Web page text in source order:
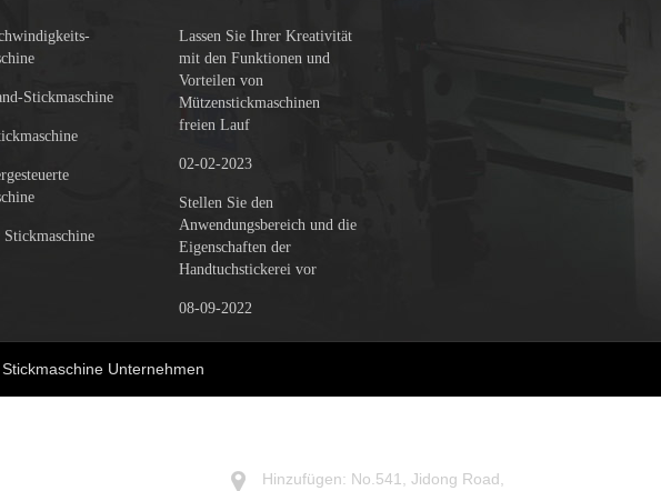
Stickmaschine
Stickmaschine
Lassen Sie Ihrer Kreativität
mit den Funktionen und
Vorteilen von
Mützenstickmaschinen
freien Lauf
02-02-2023
Stellen Sie den
Anwendungsbereich und die
Eigenschaften der
Handtuchstickerei vor
08-09-2022
Hinzufügen: No.541, Jidong Road,
Unternehmen